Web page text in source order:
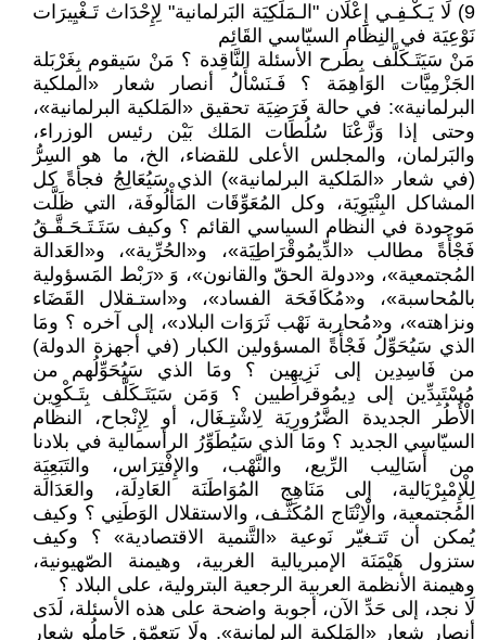
9) لَا يَـكْـفِـي إِعْلَان "الـمَلَكِيَة البَرلمانية" لِإِحْدَاث تَـغْيِيرَات
نَوْعِيَة في النِظَام السيّاسي القَائِم
مَنْ سَيَتَـكَلَّف بِطَرح الأسئلة النَّاقِدة ؟ مَنْ سَيقوم بِغَرْبَلة
الجَزْمِيَّات الوَاهِمَة ؟ فَـنَسْأَلُ أنصار شعار «الملكية
البرلمانية»: في حالة فَرَضِيَة تحقيق «المَلكية البرلمانية»،
وحتى إذا وَزَّعْنَا سُلُطَات المَلك بَيْن رئيس الوزراء،
والبَرلمان، والمجلس الأعلى للقضاء، الخ، ما هو السِرُّ
(في شعار «المَلكية البرلمانية») الذي سَيُعَالِجُ فجأةً كل
المشاكل البِنْيَوِيَة، وكل المُعَوِّقَات المَأْلُوفَة، التي ظَلَّت
مَوجودة في النظام السياسي القائم ؟ وكيف سَتَـتَـحَـقَّـقُ
فَجْأَةً مطالب «الدِّيمُوقْرَاطِيَة»، و«الحُرِّية»، و«العَدالة
المُجتمعية»، و«دولة الحقّ والقانون»، وَ «رَبْط المَسؤولية
بالمُحاسبة»، و«مُكَافَحَة الفساد»، و«استـقلال القَضَاء
ونزاهته»، و«مُحاربة نَهْب ثَرَوَات البلاد»، إلى آخره ؟ ومَا
الذي سَيُحَوِّلُ فَجْأَةً المسؤولين الكبار (في أجهزة الدولة)
من فَاسِدِين إلى نَزِيهِين ؟ ومَا الذي سَيُحَوِّلُهم من
مُسْتَبِدِّين إلى دِيمُوقراطيين ؟ وَمَن سَيَتَـكَلَّف بِتَـكْوِين
الْأُطُر الجديدة الضَّرُورِيَة لِاشْتِـغَال، أو لِإِنْجاح، النظام
السيّاسي الجديد ؟ ومَا الذي سَيُطَوِّرُ الرأسمالية في بلادنا
من أَسَالِيب الرِّيع، والنَّهْب، والإِفْتِرَاس، والتَبَعِيَة
لِلْإِمْبِرْيَالية، إلى مَنَاهِج المُوَاطَنَة العَادِلَة، والعَدَالَة
المُجتمعية، والْاِنْتَاج المُكَثَّـف، والاستقلال الوَطَنِي ؟ وكيف
يُمكن أن تَتـغيّر نَوعية «التَّنمية الاقتصادية» ؟ وكيف
ستزول هَيْمَنَة الإمبريالية الغربية، وهيمنة الصّهيونية،
وهيمنة الأنظمة العربية الرجعية البترولية، على البلاد ؟
لَا نجد، إلى حَدِّ الآن، أجوبة واضحة على هذه الأسئلة، لَدَى
أنصار شِعار «المَلكية البرلمانية». ولَا يَتعمّق حَامِلُو شعار